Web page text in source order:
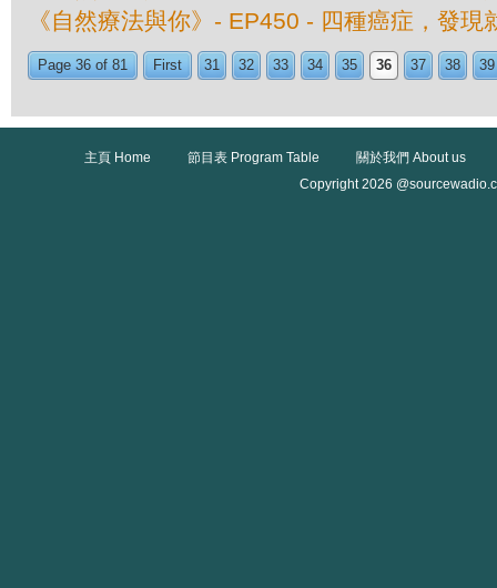
《自然療法與你》- EP450 - 四種癌症，發現
Page 36 of 81 First 31 32 33 34 35 36 37 38 39
主頁 Home 節目表 Program Table
關於我們 About us
Copyright 2026